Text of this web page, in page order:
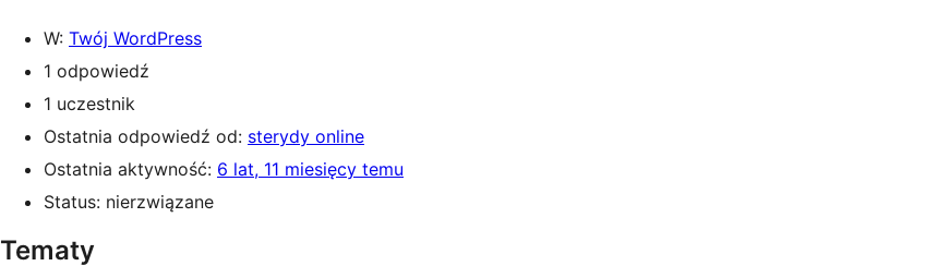
W: Twój WordPress
1 odpowiedź
1 uczestnik
Ostatnia odpowiedź od: sterydy online
Ostatnia aktywność: 6 lat, 11 miesięcy temu
Status: nierzwiązane
Tematy